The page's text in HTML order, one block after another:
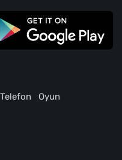
Telefon
Oyun